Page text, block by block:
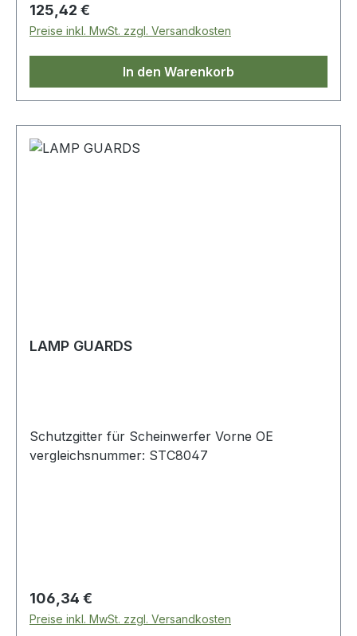
Regulärer Preis:
125,42 €
Preise inkl. MwSt. zzgl. Versandkosten
In den Warenkorb
LAMP GUARDS
Schutzgitter für Scheinwerfer Vorne OE
vergleichsnummer: STC8047
Regulärer Preis:
106,34 €
Preise inkl. MwSt. zzgl. Versandkosten